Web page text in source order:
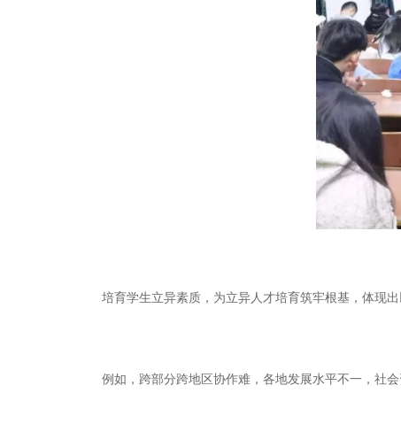
培育学生立异素质，为立异人才培育筑牢根基，体现出
例如，跨部分跨地区协作难，各地发展水平不一，社会